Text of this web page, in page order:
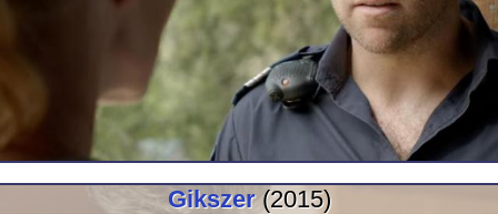
Gikszer(2015)